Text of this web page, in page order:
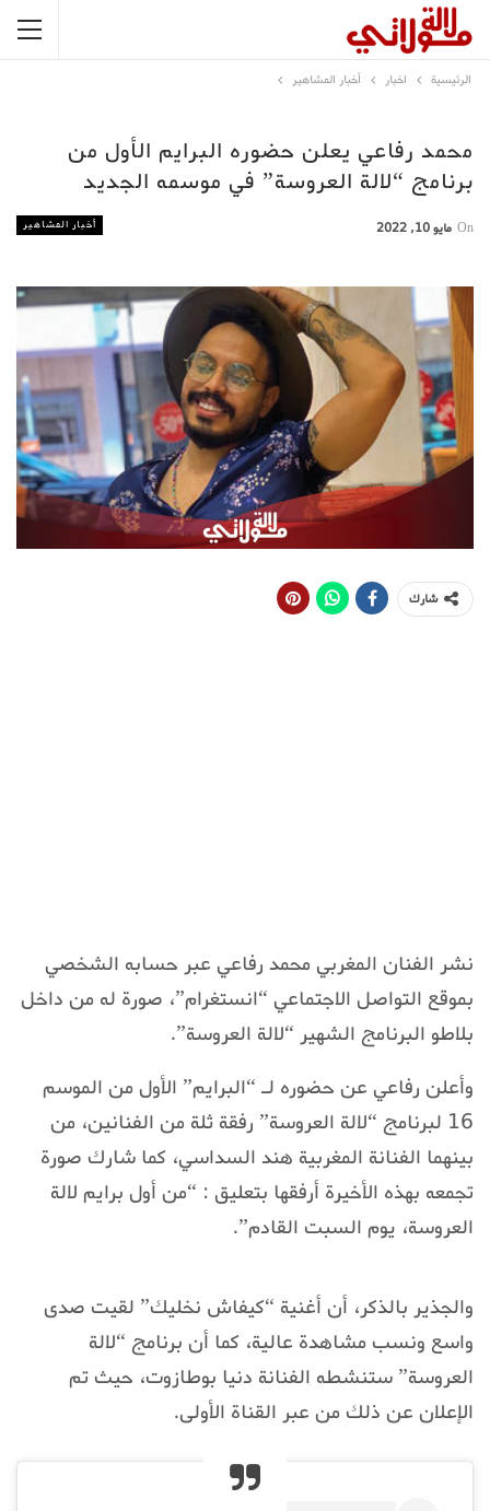
الرئيسية اخبار أخبار المشاهير
محمد رفاعي يعلن حضوره البرايم الأول من
برنامج “لالة العروسة” في موسمه الجديد
أخبار المشاهير On مايو 10, 2022
شارك
نشر الفنان المغربي محمد رفاعي عبر حسابه الشخصي
بموقع التواصل الاجتماعي “انستغرام”، صورة له من داخل
بلاطو البرنامج الشهير “لالة العروسة”.
وأعلن رفاعي عن حضوره لـ “البرايم” الأول من الموسم
16 لبرنامج “لالة العروسة” رفقة ثلة من الفنانين، من
بينهما الفنانة المغربية هند السداسي، كما شارك صورة
تجمعه بهذه الأخيرة أرفقها بتعليق : “من أول برايم لالة
العروسة، يوم السبت القادم”.
والجذير بالذكر، أن أغنية “كيفاش نخليك” لقيت صدى
واسع ونسب مشاهدة عالية، كما أن برنامج “لالة
العروسة” ستنشطه الفنانة دنيا بوطازوت، حيث تم
الإعلان عن ذلك من عبر القناة الأولى.